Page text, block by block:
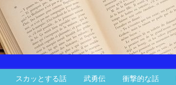
スカッとする話 武勇伝 衝撃的な話